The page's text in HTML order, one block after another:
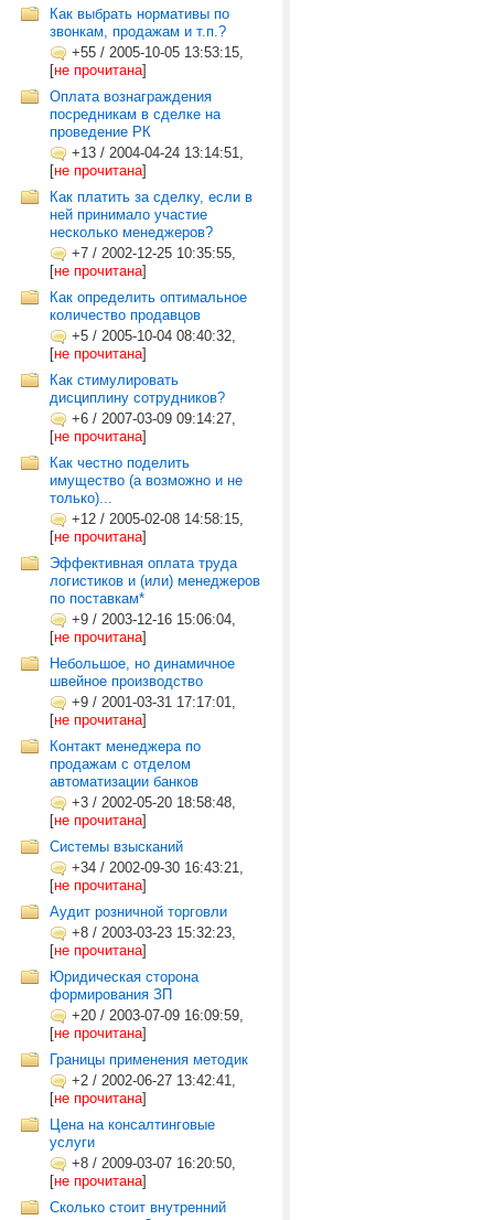
Как выбрать нормативы по
звонкам, продажам и т.п.?
+55 / 2005-10-05 13:53:15,
[не прочитана]
Оплата вознаграждения
посредникам в сделке на
проведение РК
+13 / 2004-04-24 13:14:51,
[не прочитана]
Как платить за сделку, если в
ней принимало участие
несколько менеджеров?
+7 / 2002-12-25 10:35:55,
[не прочитана]
Как определить оптимальное
количество продавцов
+5 / 2005-10-04 08:40:32,
[не прочитана]
Как стимулировать
дисциплину сотрудников?
+6 / 2007-03-09 09:14:27,
[не прочитана]
Как честно поделить
имущество (а возможно и не
только)...
+12 / 2005-02-08 14:58:15,
[не прочитана]
Эффективная оплата труда
логистиков и (или) менеджеров
по поставкам*
+9 / 2003-12-16 15:06:04,
[не прочитана]
Небольшое, но динамичное
швейное производство
+9 / 2001-03-31 17:17:01,
[не прочитана]
Контакт менеджера по
продажам с отделом
автоматизации банков
+3 / 2002-05-20 18:58:48,
[не прочитана]
Системы взысканий
+34 / 2002-09-30 16:43:21,
[не прочитана]
Аудит розничной торговли
+8 / 2003-03-23 15:32:23,
[не прочитана]
Юридическая сторона
формирования ЗП
+20 / 2003-07-09 16:09:59,
[не прочитана]
Границы применения методик
+2 / 2002-06-27 13:42:41,
[не прочитана]
Цена на консалтинговые
услуги
+8 / 2009-03-07 16:20:50,
[не прочитана]
Сколько стоит внутренний